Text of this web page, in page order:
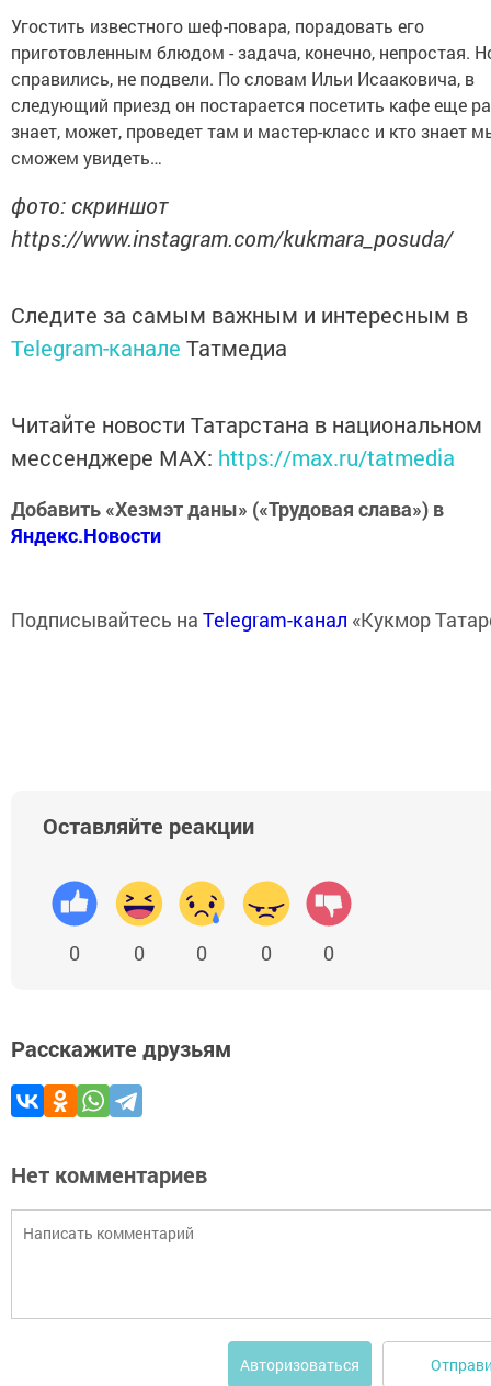
Угостить известного шеф-повара, порадовать его
приготовленным блюдом - задача, конечно, непростая.
справились, не подвели. По словам Ильи Исааковича, в
следующий приезд он постарается посетить кафе еще
знает, может, проведет там и мастер-класс и кто знает
сможем увидеть…
фото: скриншот
https://www.instagram.com/kukmara_posuda/
Следите за самым важным и интересным в
Telegram-канале Татмедиа
Читайте новости Татарстана в национальном
мессенджере MАХ: https://max.ru/tatmedia
Добавить «Хезмэт даны» («Трудовая слава») в
Яндекс.Новости
Подписывайтесь на Telegram-канал «Кукмор
Оставляйте реакции
0 0 0 0 0
Расскажите друзьям
Нет комментариев
Авторизоваться